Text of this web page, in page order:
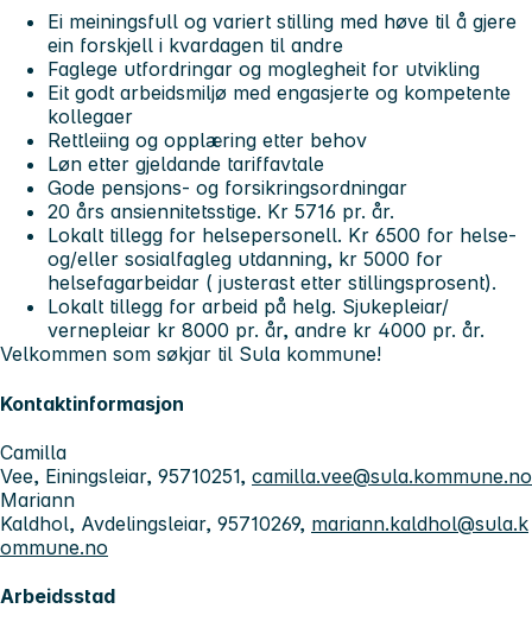
Ei meiningsfull og variert stilling med høve til å gjere
ein forskjell i kvardagen til andre
Faglege utfordringar og moglegheit for utvikling
Eit godt arbeidsmiljø med engasjerte og kompetente
kollegaer
Rettleiing og opplæring etter behov
Løn etter gjeldande tariffavtale
Gode pensjons- og forsikringsordningar
20 års ansiennitetsstige. Kr 5716 pr. år.
Lokalt tillegg for helsepersonell. Kr 6500 for helse-
og/eller sosialfagleg utdanning, kr 5000 for
helsefagarbeidar ( justerast etter stillingsprosent).
Lokalt tillegg for arbeid på helg. Sjukepleiar/
vernepleiar kr 8000 pr. år, andre kr 4000 pr. år.
Velkommen som søkjar til Sula kommune!
Kontaktinformasjon
Camilla
Vee, Einingsleiar, 95710251, camilla.vee@sula.kommune.no
Mariann
Kaldhol, Avdelingsleiar, 95710269, mariann.kaldhol@sula.k
ommune.no
Arbeidsstad